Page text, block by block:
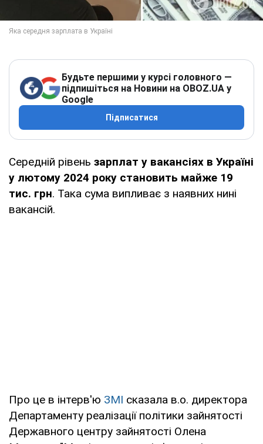
Будьте першими у курсі головного —
підпишіться на Новини на OBOZ.UA у
Google
Підписатися
Середній рівень зарплат у вакансіях в Україні
у лютому 2024 року становить майже 19
тис. грн. Така сума випливає з наявних нині
вакансій.
Про це в інтерв'ю ЗМІ сказала в.о. директора
Департаменту реалізації політики зайнятості
Державного центру зайнятості Олена